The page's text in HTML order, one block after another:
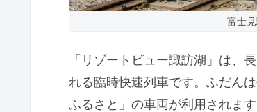
富士
「リゾートビュー諏訪湖」は、
れる臨時快速列車です。ふだん
ふるさと」の車両が利用されます